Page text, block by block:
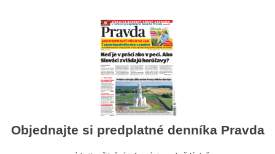
Objednajte si predplatné denníka Pravda